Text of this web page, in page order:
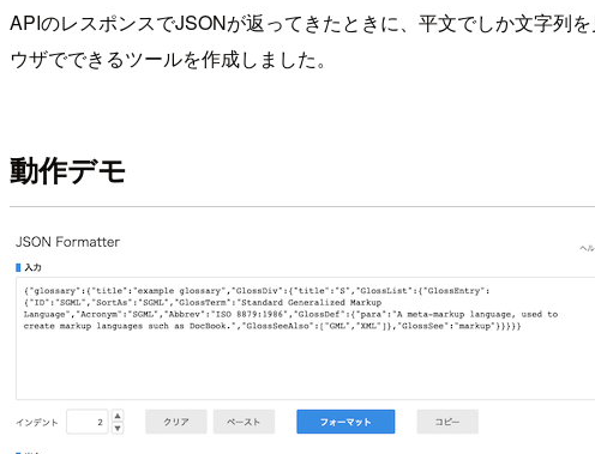
APIのレスポンスでJSONが返ってきたときに、平文でしか文字列
ウザでできるツールを作成しました。
動作デモ